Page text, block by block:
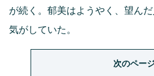
が続く。郁美はようやく、望ん
気がしていた。
次のペー